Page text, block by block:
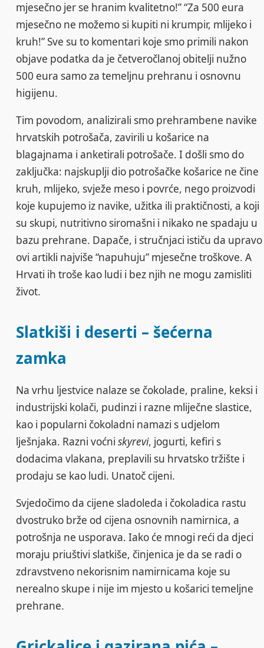
mjesečno jer se hranim kvalitetno!” “Za 500 eura
mjesečno ne možemo si kupiti ni krumpir, mlijeko i
kruh!” Sve su to komentari koje smo primili nakon
objave podatka da je četveročlanoj obitelji nužno
500 eura samo za temeljnu prehranu i osnovnu
higijenu.
Tim povodom, analizirali smo prehrambene navike
hrvatskih potrošača, zavirili u košarice na
blagajnama i anketirali potrošače. I došli smo do
zaključka: najskuplji dio potrošačke košarice ne čine
kruh, mlijeko, svježe meso i povrće, nego proizvodi
koje kupujemo iz navike, užitka ili praktičnosti, a koji
su skupi, nutritivno siromašni i nikako ne spadaju u
bazu prehrane. Dapače, i stručnjaci ističu da upravo
ovi artikli najviše “napuhuju” mjesečne troškove. A
Hrvati ih troše kao ludi i bez njih ne mogu zamisliti
život.
Slatkiši i deserti – šećerna
zamka
Na vrhu ljestvice nalaze se čokolade, praline, keksi i
industrijski kolači, pudinzi i razne mliječne slastice,
kao i popularni čokoladni namazi s udjelom
lješnjaka. Razni voćniskyrevi, jogurti, kefiri s
dodacima vlakana, preplavili su hrvatsko tržište i
prodaju se kao ludi. Unatoč cijeni.
Svjedočimo da cijene sladoleda i čokoladica rastu
dvostruko brže od cijena osnovnih namirnica, a
potrošnja ne usporava. Iako će mnogi reći da djeci
moraju priuštivi slatkiše, činjenica je da se radi o
zdravstveno nekorisnim namirnicama koje su
nerealno skupe i nije im mjesto u košarici temeljne
prehrane.